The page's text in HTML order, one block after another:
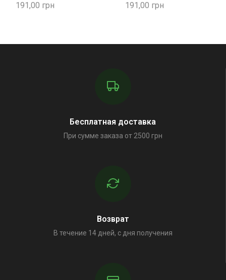
191,00 191,00
Бесплатная доставка
При сумме заказа от 2500 грн
Возврат
В течение 14 дней, с дня получения